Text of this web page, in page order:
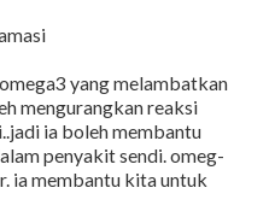
yang melambatkan
mengurangkan reaksi
ia boleh membantu
penyakit sendi. omeg-
ia membantu kita untuk